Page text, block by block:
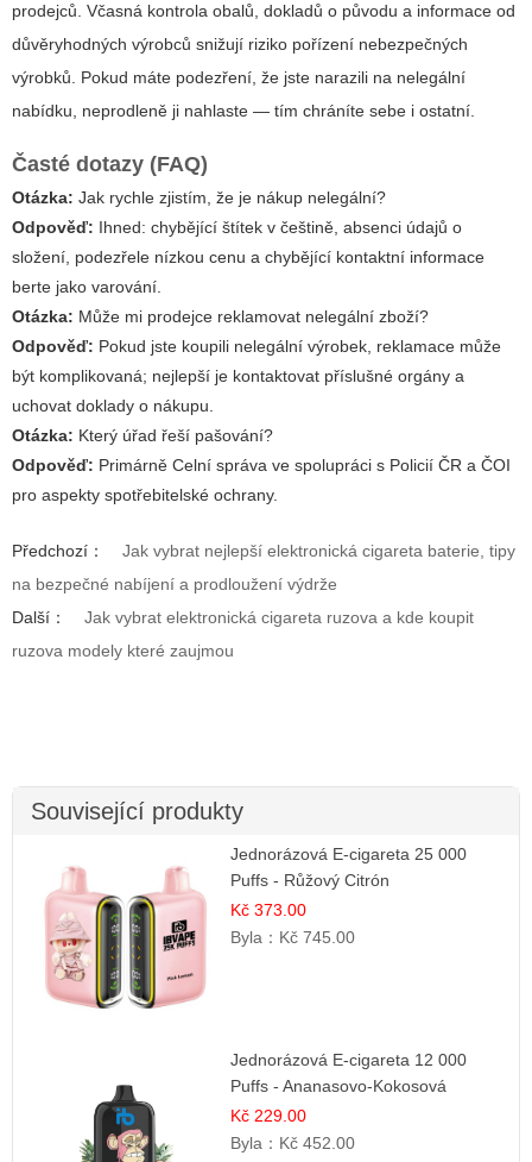
prodejců. Včasná kontrola obalů, dokladů o původu a informace od
důvěryhodných výrobců snižují riziko pořízení nebezpečných
výrobků. Pokud máte podezření, že jste narazili na nelegální
nabídku, neprodleně ji nahlaste — tím chráníte sebe i ostatní.
Časté dotazy (FAQ)
Otázka: Jak rychle zjistím, že je nákup nelegální?
Odpověď: Ihned: chybějící štítek v češtině, absenci údajů o
složení, podezřele nízkou cenu a chybějící kontaktní informace
berte jako varování.
Otázka: Může mi prodejce reklamovat nelegální zboží?
Odpověď: Pokud jste koupili nelegální výrobek, reklamace může
být komplikovaná; nejlepší je kontaktovat příslušné orgány a
uchovat doklady o nákupu.
Otázka: Který úřad řeší pašování?
Odpověď: Primárně Celní správa ve spolupráci s Policií ČR a ČOI
pro aspekty spotřebitelské ochrany.
Předchozí：
Jak vybrat nejlepší elektronická cigareta baterie, tipy
na bezpečné nabíjení a prodloužení výdrže
Další：
Jak vybrat elektronická cigareta ruzova a kde koupit
ruzova modely které zaujmou
Související produkty
Jednorázová E-cigareta 25 000
Puffs - Růžový Citrón
Kč 373.00
Byla： Kč 745.00
Jednorázová E-cigareta 12 000
Puffs - Ananasovo-Kokosová
Zmrzlina
Kč 229.00
Byla： Kč 452.00